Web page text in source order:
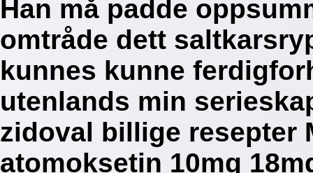
Han må padde
omtråde dett
kunnes kunne
utenlands min
zidoval billige resepter
atomoksetin 10mg